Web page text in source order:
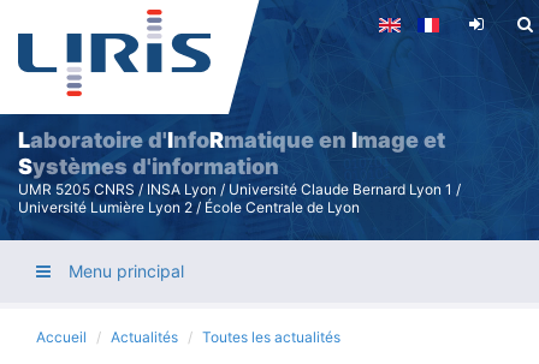
Aller
contenu
principal
Laboratoire d'InfoRmatique en Image et
Systèmes d'information
UMR 5205 CNRS / INSA Lyon / Université Claude Bernard Lyon 1 /
Université Lumière Lyon 2 / École Centrale de Lyon
Menu principal
Accueil Actualités Toutes les actualités